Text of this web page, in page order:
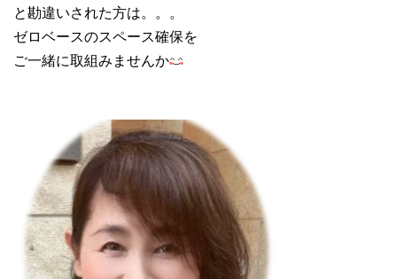
と勘違いされた方は。。。
ゼロベースのスペース確保を
ご一緒に取組みませんか